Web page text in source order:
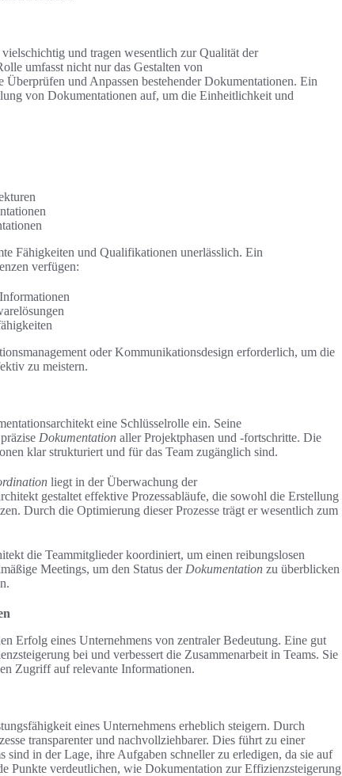
und tragen wesentlich zur Qualität der
umfasst nicht nur das Gestalten von
und Anpassen bestehender Dokumentationen. Ein
von Dokumentationen auf, um die Einheitlichkeit und
Fähigkeiten und Qualifikationen unerlässlich. Ein
verfügen:
oder Kommunikationsdesign erforderlich, um die
zu meistern.
eine Schlüsselrolle ein. Seine
Dokumentation aller Projektphasen und -fortschritte. Die
klar strukturiert und für das Team zugänglich sind.
liegt in der Überwachung der
gestaltet effektive Prozessabläufe, die sowohl die Erstellung
Durch die Optimierung dieser Prozesse trägt er wesentlich zum
die Teammitglieder koordiniert, um einen reibungslosen
Meetings, um den Status der Dokumentation zu überblicken
Erfolg eines Unternehmens von zentraler Bedeutung. Eine gut
bei und verbessert die Zusammenarbeit in Teams. Sie
Zugriff auf relevante Informationen.
eines Unternehmens erheblich steigern. Durch
transparenter und nachvollziehbarer. Dies führt zu einer
sind in der Lage, ihre Aufgaben schneller zu erledigen, da sie auf
Punkte verdeutlichen, wie Dokumentation zur Effizienzsteigerung